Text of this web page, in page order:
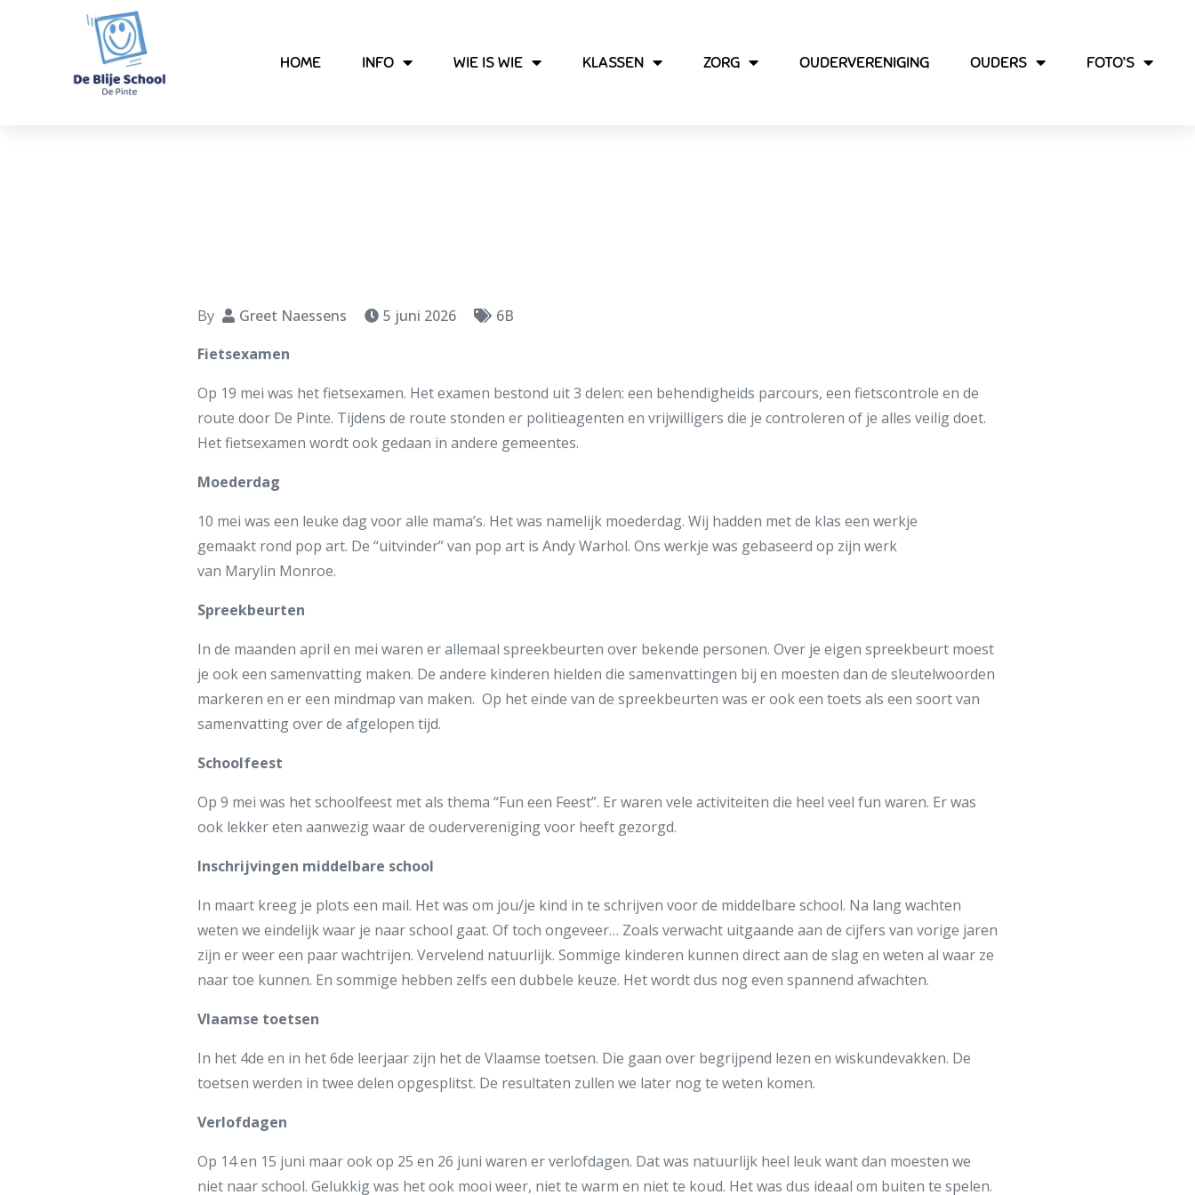
HOME INFO WIE IS WIE KLASSEN ZORG OUDERVERENIGING OUDERS FOTO’S
By Greet Naessens 5 juni 2026
6B
Fietsexamen
Op 19 mei was het fietsexamen. Het examen bestond uit 3 delen: een behendigheids parcours, een fietscontrole en de
route door De Pinte. Tijdens de route stonden er politieagenten en vrijwilligers die je controleren of je alles veilig doet.
Het fietsexamen wordt ook gedaan in andere gemeentes.
Moederdag
10 mei was een leuke dag voor alle mama’s. Het was namelijk moederdag. Wij hadden met de klas een werkje
gemaakt rond pop art. De “uitvinder” van pop art is Andy Warhol. Ons werkje was gebaseerd op zijn werk
van Marylin Monroe.
Spreekbeurten
In de maanden april en mei waren er allemaal spreekbeurten over bekende personen. Over je eigen spreekbeurt moest
je ook een samenvatting maken. De andere kinderen hielden die samenvattingen bij en moesten dan de sleutelwoorden
markeren en er een mindmap van maken. Op het einde van de spreekbeurten was er ook een toets als een soort van
samenvatting over de afgelopen tijd.
Schoolfeest
Op 9 mei was het schoolfeest met als thema “Fun een Feest”. Er waren vele activiteiten die heel veel fun waren. Er was
ook lekker eten aanwezig waar de oudervereniging voor heeft gezorgd.
Inschrijvingen middelbare school
In maart kreeg je plots een mail. Het was om jou/je kind in te schrijven voor de middelbare school. Na lang wachten
weten we eindelijk waar je naar school gaat. Of toch ongeveer… Zoals verwacht uitgaande aan de cijfers van vorige jaren
zijn er weer een paar wachtrijen. Vervelend natuurlijk. Sommige kinderen kunnen direct aan de slag en weten al waar ze
naar toe kunnen. En sommige hebben zelfs een dubbele keuze. Het wordt dus nog even spannend afwachten.
Vlaamse toetsen
In het 4de en in het 6de leerjaar zijn het de Vlaamse toetsen. Die gaan over begrijpend lezen en wiskundevakken. De
toetsen werden in twee delen opgesplitst. De resultaten zullen we later nog te weten komen.
Verlofdagen
Op 14 en 15 juni maar ook op 25 en 26 juni waren er verlofdagen. Dat was natuurlijk heel leuk want dan moesten we
niet naar school. Gelukkig was het ook mooi weer, niet te warm en niet te koud. Het was dus ideaal om buiten te spelen.